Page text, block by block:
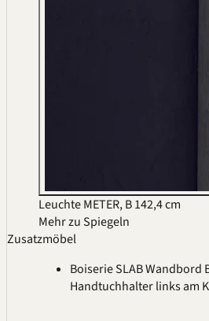
Leuchte METER, B 142,4 cm
Mehr zu Spiegeln
Zusatzmöbel
Boiserie SLAB Wandbord
Handtuchhalter links am